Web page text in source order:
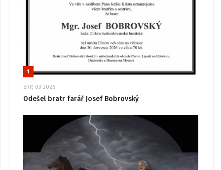
1
SRP, 03 2026
Odešel bratr farář Josef Bobrovský